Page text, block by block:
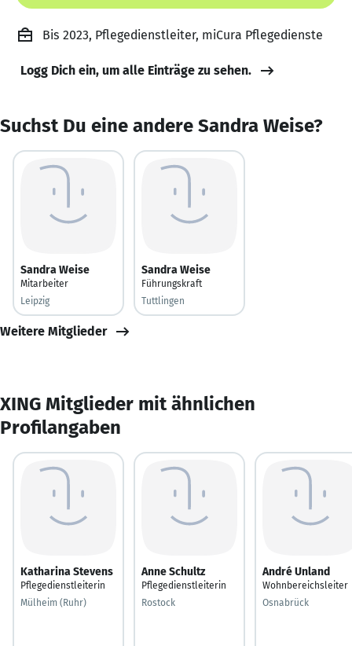
Bis 2023, Pflegedienstleiter, miCura Pflegedienste
Logg Dich ein, um alle Einträge zu sehen.
Suchst Du eine andere Sandra Weise?
Sandra Weise
Mitarbeiter
Leipzig
Sandra Weise
Führungskraft
Tuttlingen
Weitere Mitglieder
XING Mitglieder mit ähnlichen
Profilangaben
Katharina Stevens
Pflegedienstleiterin
Mülheim (Ruhr)
Anne Schultz
Pflegedienstleiterin
Rostock
André Unland
Wohnbereichsleiter
Osnabrück